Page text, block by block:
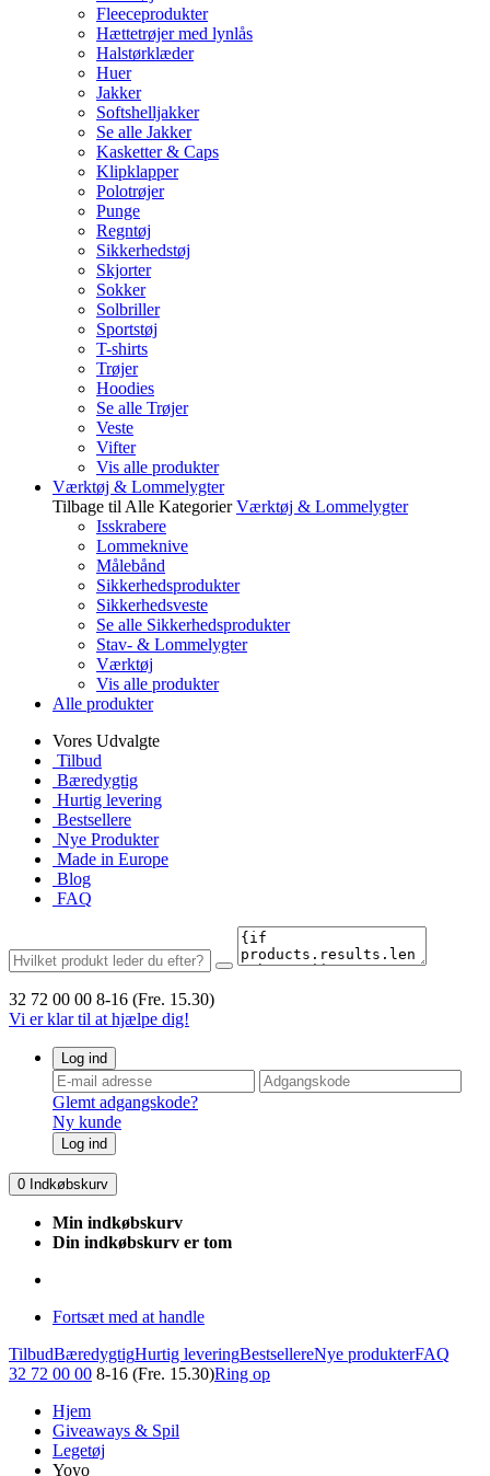
Fleeceprodukter
Hættetrøjer med lynlås
Halstørklæder
Huer
Jakker
Softshelljakker
Se alle Jakker
Kasketter & Caps
Klipklapper
Polotrøjer
Punge
Regntøj
Sikkerhedstøj
Skjorter
Sokker
Solbriller
Sportstøj
T-shirts
Trøjer
Hoodies
Se alle Trøjer
Veste
Vifter
Vis alle produkter
Værktøj & Lommelygter
Tilbage til Alle Kategorier Værktøj & Lommelygter
Isskrabere
Lommeknive
Målebånd
Sikkerhedsprodukter
Sikkerhedsveste
Se alle Sikkerhedsprodukter
Stav- & Lommelygter
Værktøj
Vis alle produkter
Alle produkter
Vores Udvalgte
Tilbud
Bæredygtig
Hurtig levering
Bestsellere
Nye Produkter
Made in Europe
Blog
FAQ
32 72 00 00 8-16 (Fre. 15.30)
Vi er klar til at hjælpe dig!
Log ind
Glemt adgangskode?
Ny kunde
Log ind
0 Indkøbskurv
Min indkøbskurv
Din indkøbskurv er tom
Fortsæt med at handle
TilbudBæredygtigHurtig leveringBestsellereNye produkterFAQ
32 72 00 00 8-16 (Fre. 15.30)Ring op
Hjem
Giveaways & Spil
Legetøj
Yoyo